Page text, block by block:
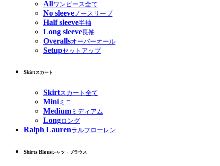
Allワンピース全て
No sleeve ノースリーブ
Half sleeve半袖
Long sleeve長袖
Overallsオーバーオール
Setupセットアップ
Skirtスカート
Skirtスカート全て
Miniミニ
Medium ミディアム
Longロング
Ralph Laurenラルフローレン
Shirts Blousシャツ・ブラウス